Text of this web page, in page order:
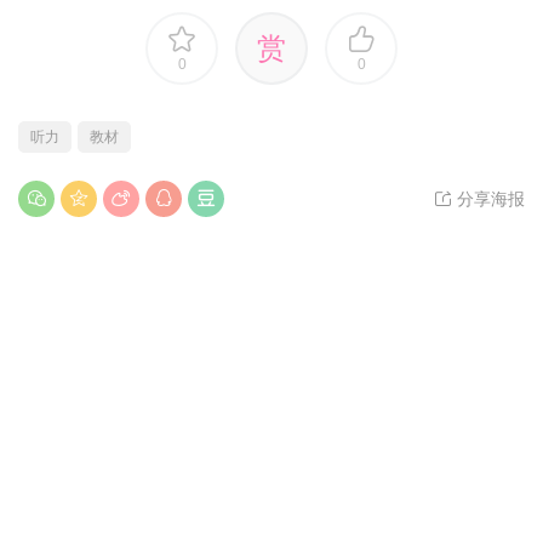
0 赏 0
听力 教材
分享海报